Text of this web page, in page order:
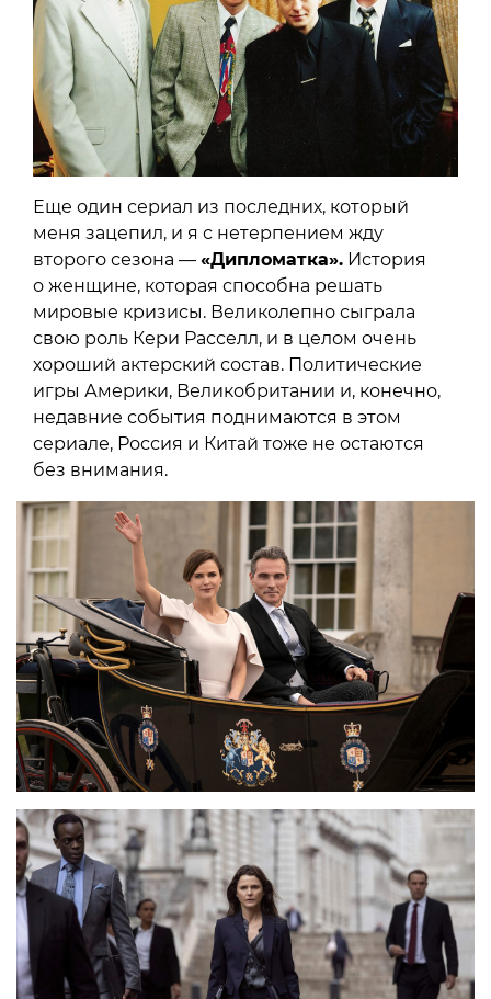
Еще один сериал из последних, который
меня зацепил, и я с нетерпением жду
второго сезона — «Дипломатка». История
о женщине, которая способна решать
мировые кризисы. Великолепно сыграла
свою роль Кери Расселл, и в целом очень
хороший актерский состав. Политические
игры Америки, Великобритании и, конечно,
недавние события поднимаются в этом
сериале, Россия и Китай тоже не остаются
без внимания.